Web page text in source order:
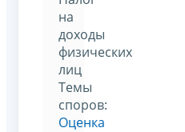
на
доходы
физических
лиц
Темы
споров:
Оценка